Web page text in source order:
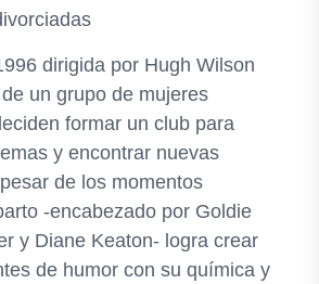
dirigida por Hugh Wilson
un grupo de mujeres
formar un club para
y encontrar nuevas
de los momentos
-encabezado por Goldie
y Diane Keaton- logra crear
de humor con su química y